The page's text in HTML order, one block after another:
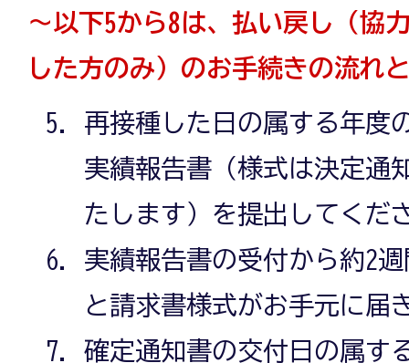
～以下5から8は、払い戻し（協
した方のみ）のお手続きの流れ
再接種した日の属する年度
実績報告書（様式は決定通
たします）を提出してくだ
実績報告書の受付から約2
と請求書様式がお手元に届
確定通知書の交付日の属す